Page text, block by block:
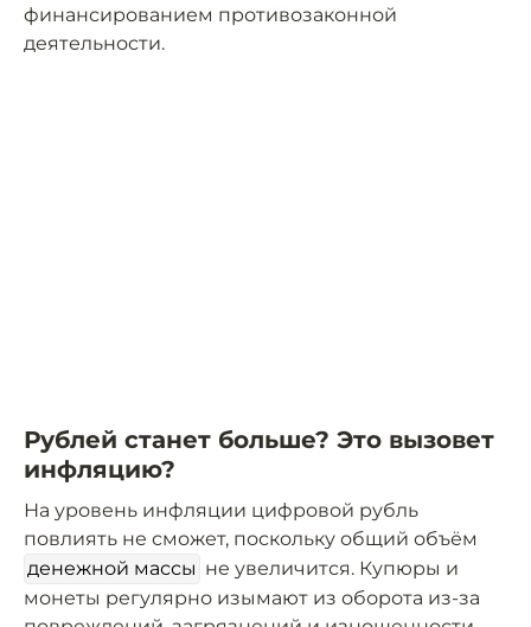
финансированием противозаконной
деятельности.
Рублей станет больше? Это вызовет
инфляцию?
На уровень инфляции цифровой рубль
повлиять не сможет, поскольку общий объём
денежной массы не увеличится. Купюры и
монеты регулярно изымают из оборота из-за